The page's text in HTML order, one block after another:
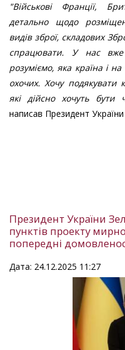
"Військові Франції,
детально щодо
видів зброї, складових
спрацювати. У нас вже
розуміємо, яка країна і на
охочих. Хочу подякувати
які дійсно хочуть
написав Президент
Президент України
пунктів проекту
попередні
Дата: 24.12.2025 11:27